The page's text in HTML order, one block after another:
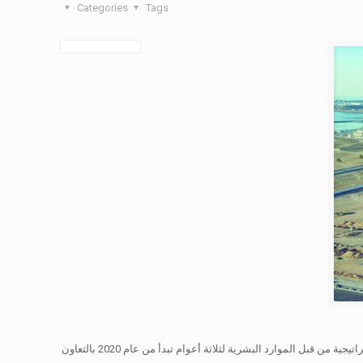
Categories Tags
تجاوز حجم الاستثمارات في المنطقة الحرة بصلالة 3 مليارات ريال عماني فيما تم توقيع 78 اتفاقية حق انتفاع حتى نهاية أكتوبر الماضي فيما تم إعداد خطة استراتيجية من قبل الموارد البشرية لثلاثة أعوام تبدأ من عام 2020 بالتعاون